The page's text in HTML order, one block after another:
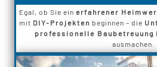
Egal, ob Sie ein erfahrener
mit DIY-Projekten beginnen – die
professionelle Baubetreuung
ausmachen.